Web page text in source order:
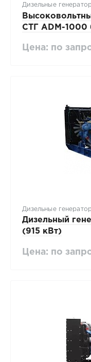
Дизельные
СТГ ADM-1000
Цена: по
Дизельные
Дизельный
(915 кВт)
Цена: по